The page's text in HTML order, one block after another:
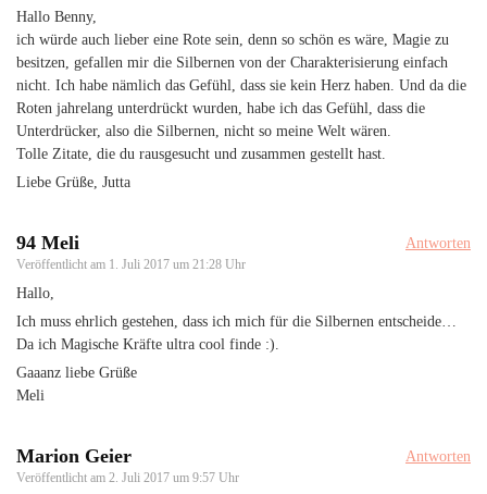
Hallo Benny,
ich würde auch lieber eine Rote sein, denn so schön es wäre, Magie zu
besitzen, gefallen mir die Silbernen von der Charakterisierung einfach
nicht. Ich habe nämlich das Gefühl, dass sie kein Herz haben. Und da die
Roten jahrelang unterdrückt wurden, habe ich das Gefühl, dass die
Unterdrücker, also die Silbernen, nicht so meine Welt wären.
Tolle Zitate, die du rausgesucht und zusammen gestellt hast.
Liebe Grüße, Jutta
94 Meli
Veröffentlicht am 1. Juli 2017 um 21:28 Uhr
Antworten
Hallo,
Ich muss ehrlich gestehen, dass ich mich für die Silbernen entscheide…
Da ich Magische Kräfte ultra cool finde :).
Gaaanz liebe Grüße
Meli
Marion Geier
Veröffentlicht am 2. Juli 2017 um 9:57 Uhr
Antworten